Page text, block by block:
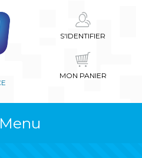
S'IDENTIFIER
MON PANIER